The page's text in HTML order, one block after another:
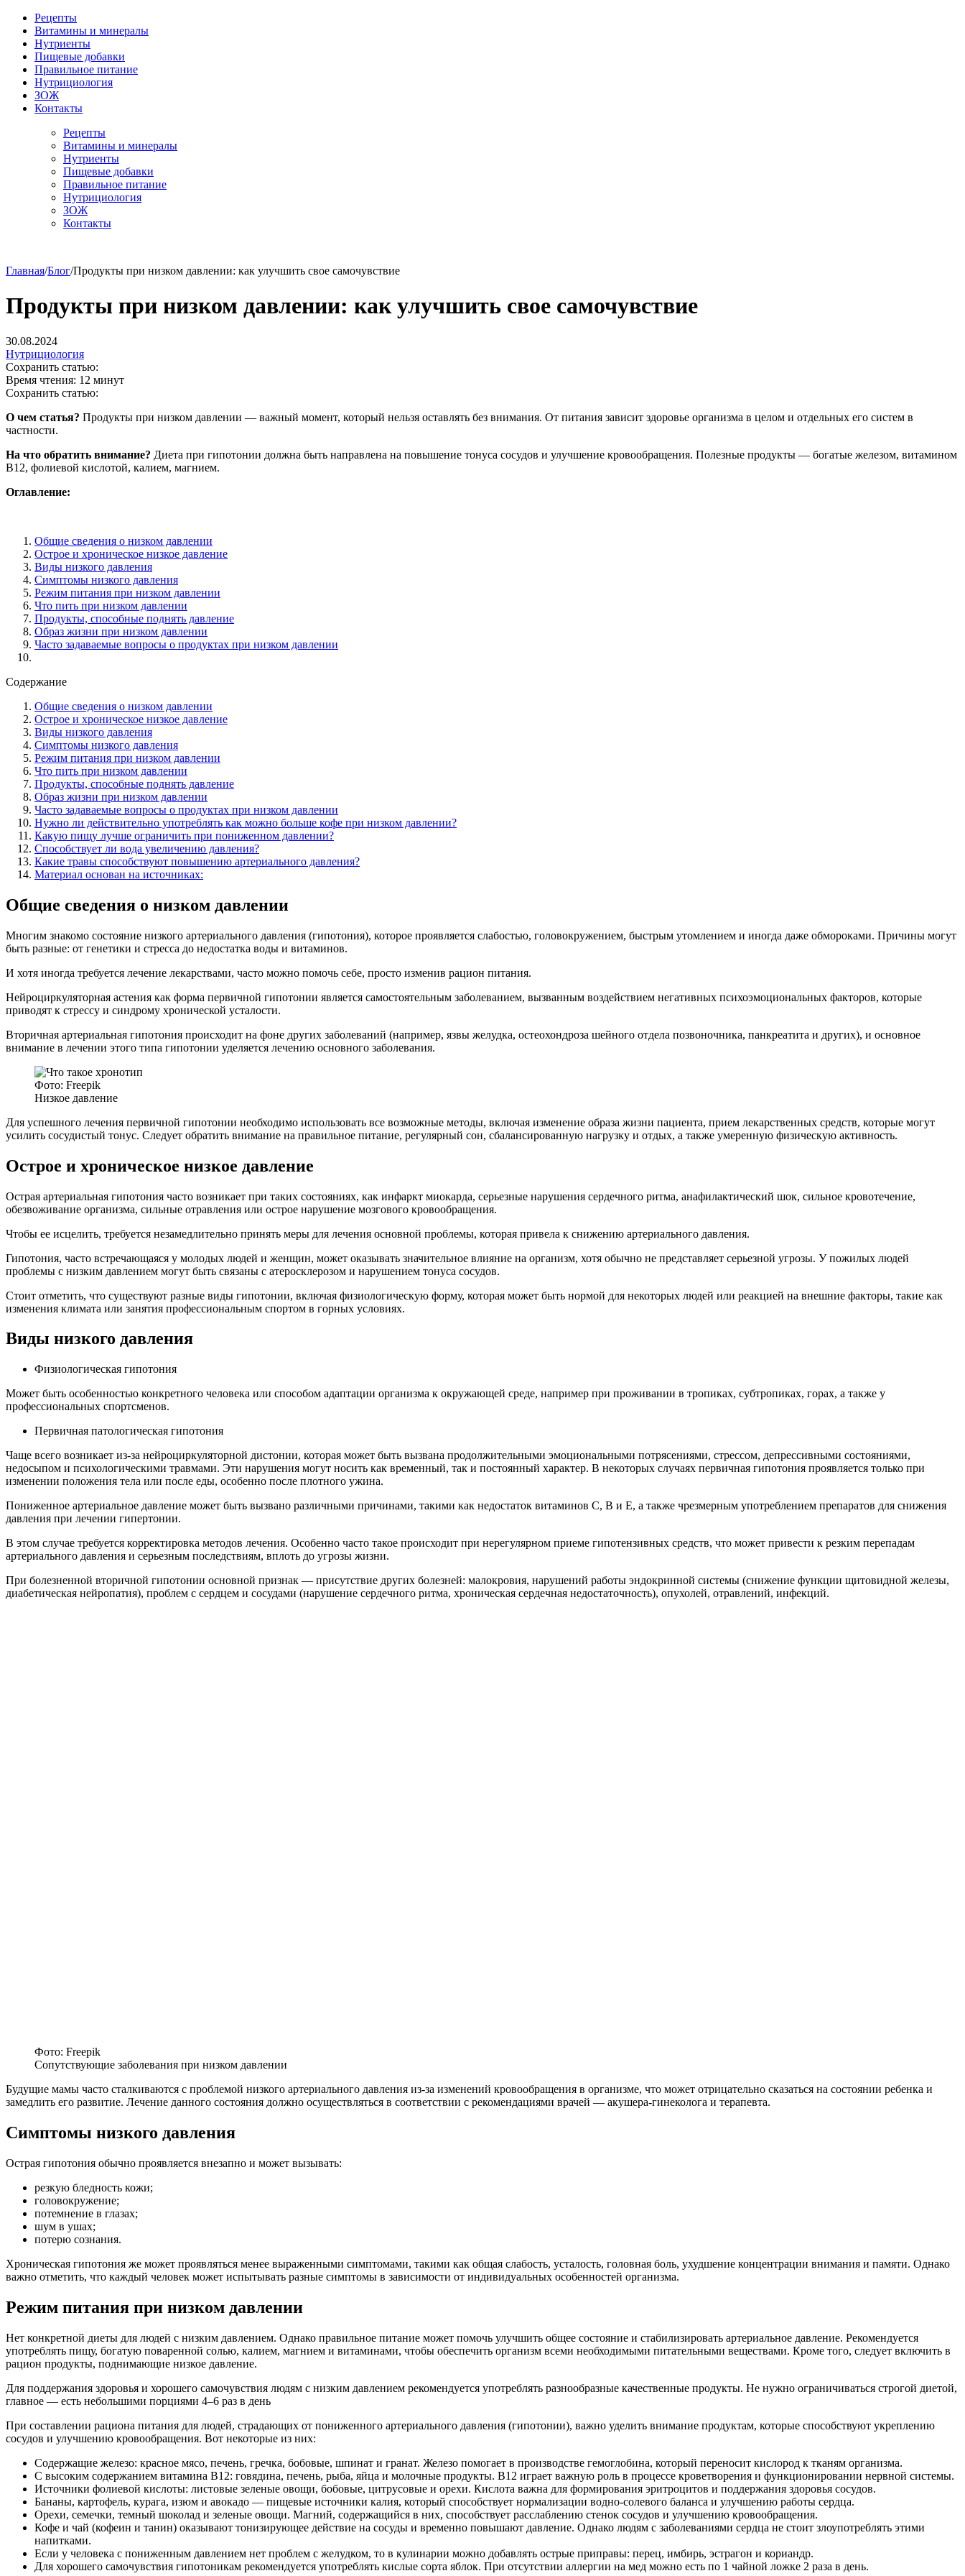
Рецепты
Витамины и минералы
Нутриенты
Пищевые добавки
Правильное питание
Нутрициология
ЗОЖ
Контакты
Рецепты
Витамины и минералы
Нутриенты
Пищевые добавки
Правильное питание
Нутрициология
ЗОЖ
Контакты
Главная/Блог/Продукты при низком давлении: как улучшить свое самочувствие
Продукты при низком давлении: как улучшить свое самочувствие
30.08.2024
Нутрициология
Сохранить статью:
Время чтения: 12 минут
Сохранить статью:
О чем статья? Продукты при низком давлении — важный момент, который нельзя оставлять без внимания. От питания зависит здоровье организма в целом и отдельных его систем в
частности.
На что обратить внимание? Диета при гипотонии должна быть направлена на повышение тонуса сосудов и улучшение кровообращения. Полезные продукты — богатые железом, витамином
B12, фолиевой кислотой, калием, магнием.
Оглавление:
Общие сведения о низком давлении
Острое и хроническое низкое давление
Виды низкого давления
Симптомы низкого давления
Режим питания при низком давлении
Что пить при низком давлении
Продукты, способные поднять давление
Образ жизни при низком давлении
Часто задаваемые вопросы о продуктах при низком давлении
Содержание
Общие сведения о низком давлении
Острое и хроническое низкое давление
Виды низкого давления
Симптомы низкого давления
Режим питания при низком давлении
Что пить при низком давлении
Продукты, способные поднять давление
Образ жизни при низком давлении
Часто задаваемые вопросы о продуктах при низком давлении
Нужно ли действительно употреблять как можно больше кофе при низком давлении?
Какую пищу лучше ограничить при пониженном давлении?
Способствует ли вода увеличению давления?
Какие травы способствуют повышению артериального давления?
Материал основан на источниках:
Общие сведения о низком давлении
Многим знакомо состояние низкого артериального давления (гипотония), которое проявляется слабостью, головокружением, быстрым утомлением и иногда даже обмороками. Причины могут
быть разные: от генетики и стресса до недостатка воды и витаминов.
И хотя иногда требуется лечение лекарствами, часто можно помочь себе, просто изменив рацион питания.
Нейроциркуляторная астения как форма первичной гипотонии является самостоятельным заболеванием, вызванным воздействием негативных психоэмоциональных факторов, которые
приводят к стрессу и синдрому хронической усталости.
Вторичная артериальная гипотония происходит на фоне других заболеваний (например, язвы желудка, остеохондроза шейного отдела позвоночника, панкреатита и других), и основное
внимание в лечении этого типа гипотонии уделяется лечению основного заболевания.
Фото: Freepik
Низкое давление
Для успешного лечения первичной гипотонии необходимо использовать все возможные методы, включая изменение образа жизни пациента, прием лекарственных средств, которые могут
усилить сосудистый тонус. Следует обратить внимание на правильное питание, регулярный сон, сбалансированную нагрузку и отдых, а также умеренную физическую активность.
Острое и хроническое низкое давление
Острая артериальная гипотония часто возникает при таких состояниях, как инфаркт миокарда, серьезные нарушения сердечного ритма, анафилактический шок, сильное кровотечение,
обезвоживание организма, сильные отравления или острое нарушение мозгового кровообращения.
Чтобы ее исцелить, требуется незамедлительно принять меры для лечения основной проблемы, которая привела к снижению артериального давления.
Гипотония, часто встречающаяся у молодых людей и женщин, может оказывать значительное влияние на организм, хотя обычно не представляет серьезной угрозы. У пожилых людей
проблемы с низким давлением могут быть связаны с атеросклерозом и нарушением тонуса сосудов.
Стоит отметить, что существуют разные виды гипотонии, включая физиологическую форму, которая может быть нормой для некоторых людей или реакцией на внешние факторы, такие как
изменения климата или занятия профессиональным спортом в горных условиях.
Виды низкого давления
Физиологическая гипотония
Может быть особенностью конкретного человека или способом адаптации организма к окружающей среде, например при проживании в тропиках, субтропиках, горах, а также у
профессиональных спортсменов.
Первичная патологическая гипотония
Чаще всего возникает из-за нейроциркуляторной дистонии, которая может быть вызвана продолжительными эмоциональными потрясениями, стрессом, депрессивными состояниями,
недосыпом и психологическими травмами. Эти нарушения могут носить как временный, так и постоянный характер. В некоторых случаях первичная гипотония проявляется только при
изменении положения тела или после еды, особенно после плотного ужина.
Пониженное артериальное давление может быть вызвано различными причинами, такими как недостаток витаминов C, B и E, а также чрезмерным употреблением препаратов для снижения
давления при лечении гипертонии.
В этом случае требуется корректировка методов лечения. Особенно часто такое происходит при нерегулярном приеме гипотензивных средств, что может привести к резким перепадам
артериального давления и серьезным последствиям, вплоть до угрозы жизни.
При болезненной вторичной гипотонии основной признак — присутствие других болезней: малокровия, нарушений работы эндокринной системы (снижение функции щитовидной железы,
диабетическая нейропатия), проблем с сердцем и сосудами (нарушение сердечного ритма, хроническая сердечная недостаточность), опухолей, отравлений, инфекций.
Фото: Freepik
Сопутствующие заболевания при низком давлении
Будущие мамы часто сталкиваются с проблемой низкого артериального давления из-за изменений кровообращения в организме, что может отрицательно сказаться на состоянии ребенка и
замедлить его развитие. Лечение данного состояния должно осуществляться в соответствии с рекомендациями врачей — акушера-гинеколога и терапевта.
Симптомы низкого давления
Острая гипотония обычно проявляется внезапно и может вызывать:
резкую бледность кожи;
головокружение;
потемнение в глазах;
шум в ушах;
потерю сознания.
Хроническая гипотония же может проявляться менее выраженными симптомами, такими как общая слабость, усталость, головная боль, ухудшение концентрации внимания и памяти. Однако
важно отметить, что каждый человек может испытывать разные симптомы в зависимости от индивидуальных особенностей организма.
Режим питания при низком давлении
Нет конкретной диеты для людей с низким давлением. Однако правильное питание может помочь улучшить общее состояние и стабилизировать артериальное давление. Рекомендуется
употреблять пищу, богатую поваренной солью, калием, магнием и витаминами, чтобы обеспечить организм всеми необходимыми питательными веществами. Кроме того, следует включить в
рацион продукты, поднимающие низкое давление.
Для поддержания здоровья и хорошего самочувствия людям с низким давлением рекомендуется употреблять разнообразные качественные продукты. Не нужно ограничиваться строгой диетой,
главное — есть небольшими порциями 4–6 раз в день
При составлении рациона питания для людей, страдающих от пониженного артериального давления (гипотонии), важно уделить внимание продуктам, которые способствуют укреплению
сосудов и улучшению кровообращения. Вот некоторые из них:
Содержащие железо: красное мясо, печень, гречка, бобовые, шпинат и гранат. Железо помогает в производстве гемоглобина, который переносит кислород к тканям организма.
С высоким содержанием витамина B12: говядина, печень, рыба, яйца и молочные продукты. B12 играет важную роль в процессе кроветворения и функционировании нервной системы.
Источники фолиевой кислоты: листовые зеленые овощи, бобовые, цитрусовые и орехи. Кислота важна для формирования эритроцитов и поддержания здоровья сосудов.
Бананы, картофель, курага, изюм и авокадо — пищевые источники калия, который способствует нормализации водно-солевого баланса и улучшению работы сердца.
Орехи, семечки, темный шоколад и зеленые овощи. Магний, содержащийся в них, способствует расслаблению стенок сосудов и улучшению кровообращения.
Кофе и чай (кофеин и танин) оказывают тонизирующее действие на сосуды и временно повышают давление. Однако людям с заболеваниями сердца не стоит злоупотреблять этими
напитками.
Если у человека с пониженным давлением нет проблем с желудком, то в кулинарии можно добавлять острые приправы: перец, имбирь, эстрагон и кориандр.
Для хорошего самочувствия гипотоникам рекомендуется употреблять кислые сорта яблок. При отсутствии аллергии на мед можно есть по 1 чайной ложке 2 раза в день.